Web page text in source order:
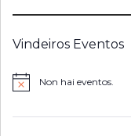
Vindeiros Eventos
Notice Non hai eventos.